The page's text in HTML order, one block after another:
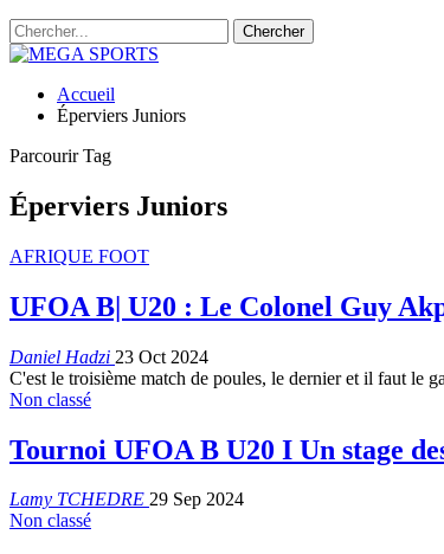
Accueil
Éperviers Juniors
Parcourir Tag
Éperviers Juniors
AFRIQUE FOOT
UFOA B| U20 : Le Colonel Guy
Daniel Hadzi 23 Oct 2024
C'est le troisième match de poules, le dernier et il faut le
Non classé
Tournoi UFOA B U20 I Un stage
Lamy TCHEDRE 29 Sep 2024
Non classé